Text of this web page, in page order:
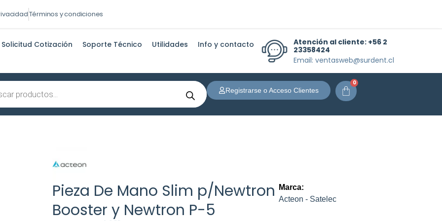
Términos y condiciones
Solicitud Cotización Soporte Técnico Utilidades Info y contacto Atención al cliente: +56 2
23358424
Email: ventasweb@surdent.cl
Registrarse o Acceso Clientes
0
Carrito
Pieza De Mano Slim p/Newtron
Booster y Newtron P-5
Marca:
Acteon - Satelec